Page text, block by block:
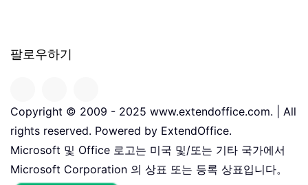
팔로우하기
Copyright © 2009 - 2025 www.extendoffice.com. | All
rights reserved. Powered by ExtendOffice.
Microsoft 및 Office 로고는 미국 및/또는 기타 국가에서
Microsoft Corporation 의 상표 또는 등록 상표입니다。